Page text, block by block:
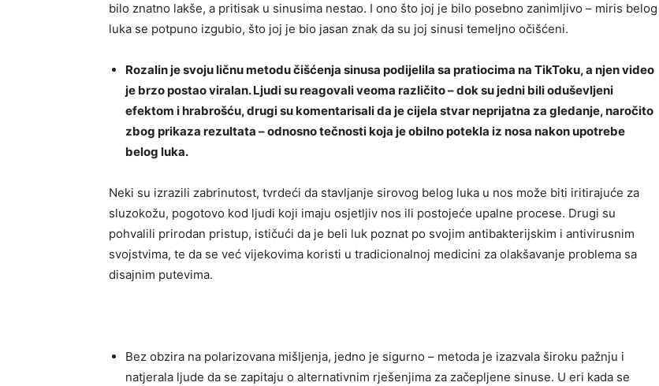
bilo znatno lakše, a pritisak u sinusima nestao. I ono što joj je bilo posebno zanimljivo – miris belog
luka se potpuno izgubio, što joj je bio jasan znak da su joj sinusi temeljno očišćeni.
Rozalin je svoju ličnu metodu čišćenja sinusa podijelila sa pratiocima na TikToku, a njen video
je brzo postao viralan. Ljudi su reagovali veoma različito – dok su jedni bili oduševljeni
efektom i hrabrošću, drugi su komentarisali da je cijela stvar neprijatna za gledanje, naročito
zbog prikaza rezultata – odnosno tečnosti koja je obilno potekla iz nosa nakon upotrebe
belog luka.
Neki su izrazili zabrinutost, tvrdeći da stavljanje sirovog belog luka u nos može biti iritirajuće za
sluzokožu, pogotovo kod ljudi koji imaju osjetljiv nos ili postojeće upalne procese. Drugi su
pohvalili prirodan pristup, ističući da je beli luk poznat po svojim antibakterijskim i antivirusnim
svojstvima, te da se već vijekovima koristi u tradicionalnoj medicini za olakšavanje problema sa
disajnim putevima.
Bez obzira na polarizovana mišljenja, jedno je sigurno – metoda je izazvala široku pažnju i
natjerala ljude da se zapitaju o alternativnim rješenjima za začepljene sinuse. U eri kada se